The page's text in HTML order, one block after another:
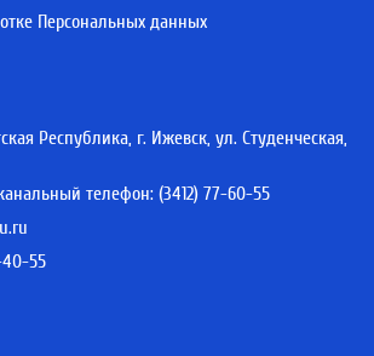
Персональных данных
Республика, г. Ижевск, ул. Студенческая,
телефон: (3412) 77-60-55
40-55